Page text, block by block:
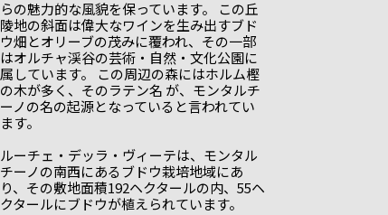
らの魅力的な風貌を保っています。 この丘
陵地の斜面は偉大なワインを生み出すブド
ウ畑とオリーブの茂みに覆われ、その一部
はオルチャ渓谷の芸術・自然・文化公園に
属しています。 この周辺の森にはホルム樫
の木が多く、そのラテン名 が、モンタルチ
ーノの名の起源となっていると言われてい
ます。
ルーチェ・デッラ・ヴィーテは、モンタル
チーノの南西にあるブドウ栽培地域にあ
り、その敷地面積192ヘクタールの内、55ヘ
クタールにブドウが植えられています。